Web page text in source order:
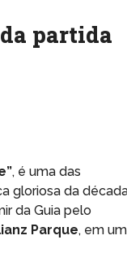
partida
, é uma das
gloriosa da
da Guia pelo
Parque, em um